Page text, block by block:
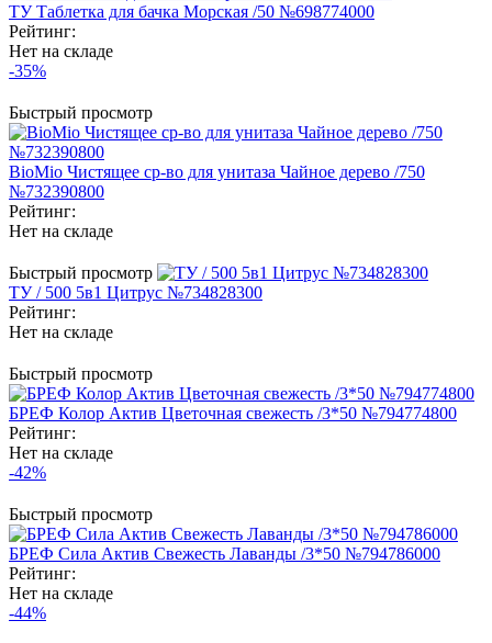
ТУ Таблетка для бачка Морская /50 №698774000
Рейтинг:
Нет на складе
-35%
Быстрый просмотр
BioMio Чистящее ср-во для унитаза Чайное дерево /750
№732390800
Рейтинг:
Нет на складе
Быстрый просмотр
ТУ / 500 5в1 Цитрус №734828300
Рейтинг:
Нет на складе
Быстрый просмотр
БРЕФ Колор Актив Цветочная свежесть /3*50 №794774800
Рейтинг:
Нет на складе
-42%
Быстрый просмотр
БРЕФ Сила Актив Свежесть Лаванды /3*50 №794786000
Рейтинг:
Нет на складе
-44%